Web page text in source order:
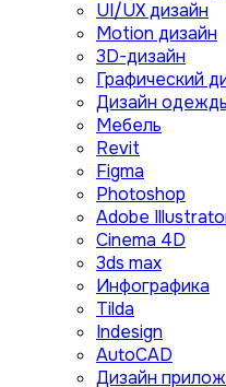
UI/UX дизайн
Motion дизайн
3D-дизайн
Графический
Дизайн
Мебель
Revit
Figma
Photoshop
Adobe
Сinema 4D
3ds max
Инфографика
Tilda
Indesign
AutoCAD
Дизайн